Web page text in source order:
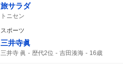
旅サラダ
トニセン
スポーツ
三井寺眞
三井寺 眞 歴代2位 吉田湊海
16歳